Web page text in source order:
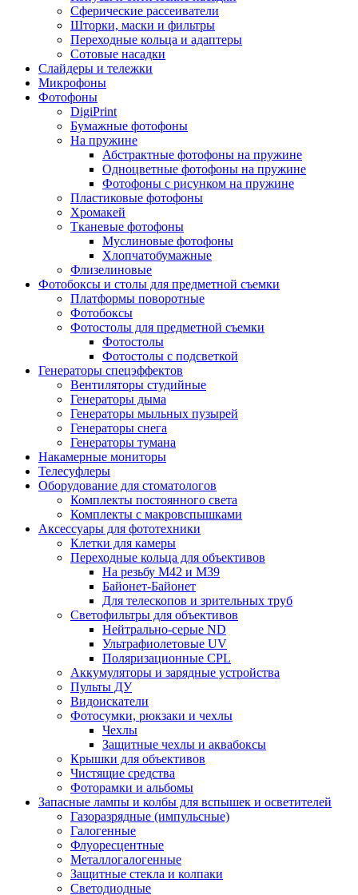
Сферические рассеиватели
Шторки, маски и фильтры
Переходные кольца и адаптеры
Сотовые насадки
Слайдеры и тележки
Микрофоны
Фотофоны
DigiPrint
Бумажные фотофоны
На пружине
Абстрактные фотофоны на пружине
Одноцветные фотофоны на пружине
Фотофоны с рисунком на пружине
Пластиковые фотофоны
Хромакей
Тканевые фотофоны
Муслиновые фотофоны
Хлопчатобумажные
Флизелиновые
Фотобоксы и столы для предметной съемки
Платформы поворотные
Фотобоксы
Фотостолы для предметной съемки
Фотостолы
Фотостолы с подсветкой
Генераторы спецэффектов
Вентиляторы студийные
Генераторы дыма
Генераторы мыльных пузырей
Генераторы снега
Генераторы тумана
Накамерные мониторы
Телесуфлеры
Оборудование для стоматологов
Комплекты постоянного света
Комплекты с макровспышками
Аксессуары для фототехники
Клетки для камеры
Переходные кольца для объективов
На резьбу М42 и М39
Байонет-Байонет
Для телескопов и зрительных труб
Светофильтры для объективов
Нейтрально-серые ND
Ультрафиолетовые UV
Поляризационные CPL
Аккумуляторы и зарядные устройства
Пульты ДУ
Видоискатели
Фотосумки, рюкзаки и чехлы
Чехлы
Защитные чехлы и аквабоксы
Крышки для объективов
Чистящие средства
Фоторамки и альбомы
Запасные лампы и колбы для вспышек и осветителей
Газоразрядные (импульсные)
Галогенные
Флуоресцентные
Металлогалогенные
Защитные стекла и колпаки
Светодиодные